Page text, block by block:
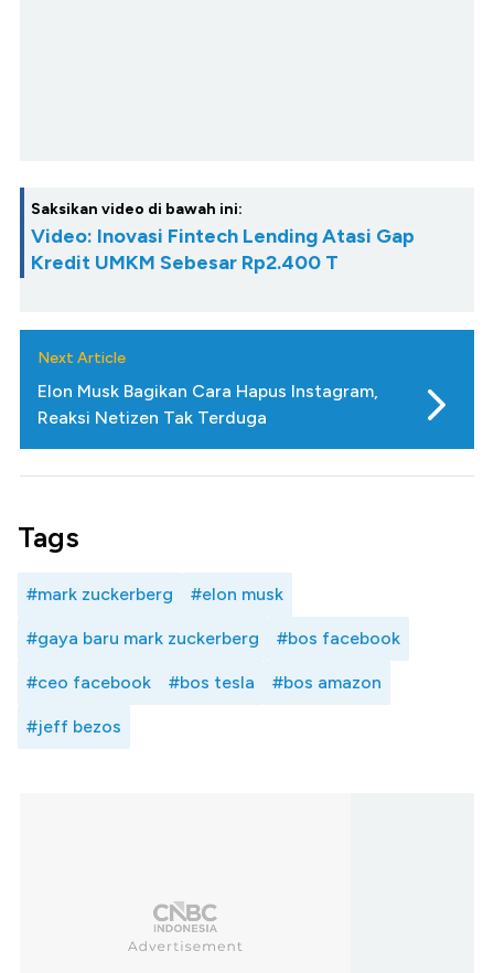
Saksikan video di bawah ini:
Video: Inovasi Fintech Lending Atasi Gap
Kredit UMKM Sebesar Rp2.400 T
Next Article
Elon Musk Bagikan Cara Hapus Instagram,
Reaksi Netizen Tak Terduga
Tags
#mark zuckerberg #elon musk
#gaya baru mark zuckerberg #bos facebook
#ceo facebook #bos tesla #bos amazon
#jeff bezos